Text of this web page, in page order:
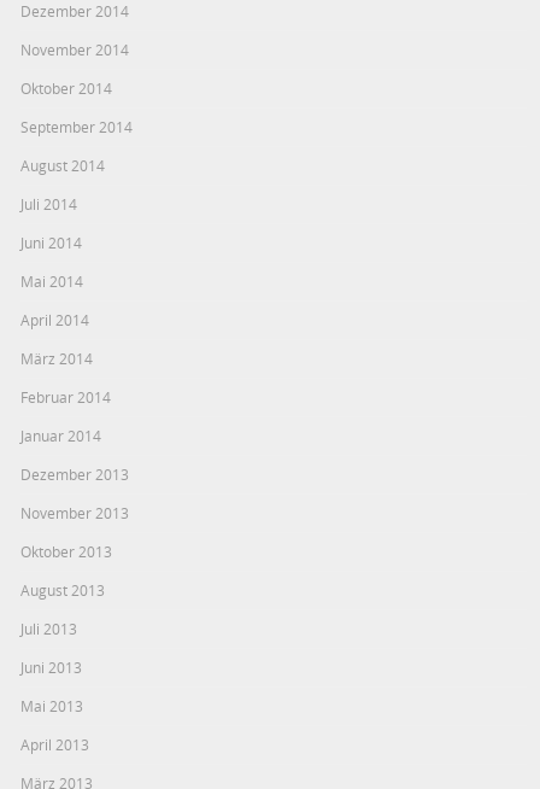
Dezember 2014
November 2014
Oktober 2014
September 2014
August 2014
Juli 2014
Juni 2014
Mai 2014
April 2014
März 2014
Februar 2014
Januar 2014
Dezember 2013
November 2013
Oktober 2013
August 2013
Juli 2013
Juni 2013
Mai 2013
April 2013
März 2013